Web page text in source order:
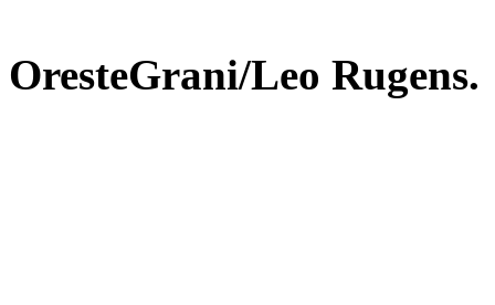
OresteGrani/Leo Rugens.